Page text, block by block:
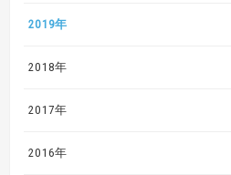
2019年
2018年
2017年
2016年